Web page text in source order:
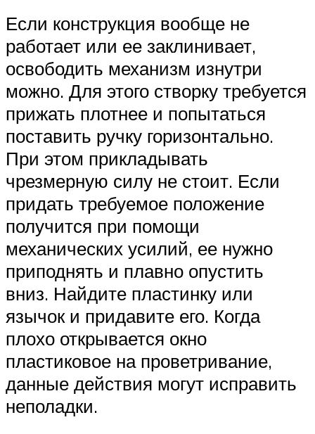
Если конструкция вообще не
работает или ее заклинивает,
освободить механизм изнутри
можно. Для этого створку требуется
прижать плотнее и попытаться
поставить ручку горизонтально.
При этом прикладывать
чрезмерную силу не стоит. Если
придать требуемое положение
получится при помощи
механических усилий, ее нужно
приподнять и плавно опустить
вниз. Найдите пластинку или
язычок и придавите его. Когда
плохо открывается окно
пластиковое на проветривание,
данные действия могут исправить
неполадки.